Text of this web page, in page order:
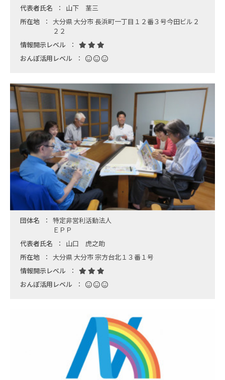
代表者氏名
山下 茎三
所在地
大分県 大分市 長浜町一丁目１２番３号今田ビル２
２２
情報開示レベル
おんぽ活用レベル
団体名
特定非営利活動法人
ＥＰＰ
代表者氏名
山口 虎之助
所在地
大分県 大分市 宗方台北１３番１号
情報開示レベル
おんぽ活用レベル